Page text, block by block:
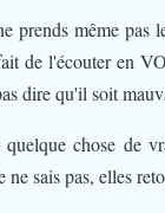
prends même
de l'écouter en
dire qu'il soit
chose de
sais pas, elles